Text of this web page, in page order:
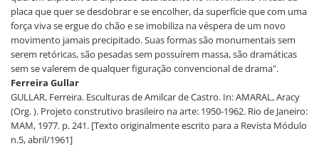
placa que quer se desdobrar e se encolher, da superfície que com uma
força viva se ergue do chão e se imobiliza na véspera de um novo
movimento jamais precipitado. Suas formas são monumentais sem
serem retóricas, são pesadas sem possuírem massa, são dramáticas
sem se valerem de qualquer figuração convencional de drama".
Ferreira Gullar
GULLAR, Ferreira. Esculturas de Amilcar de Castro. In: AMARAL, Aracy
(Org. ). Projeto construtivo brasileiro na arte: 1950-1962. Rio de Janeiro:
MAM, 1977. p. 241. [Texto originalmente escrito para a Revista Módulo
n.5, abril/1961]